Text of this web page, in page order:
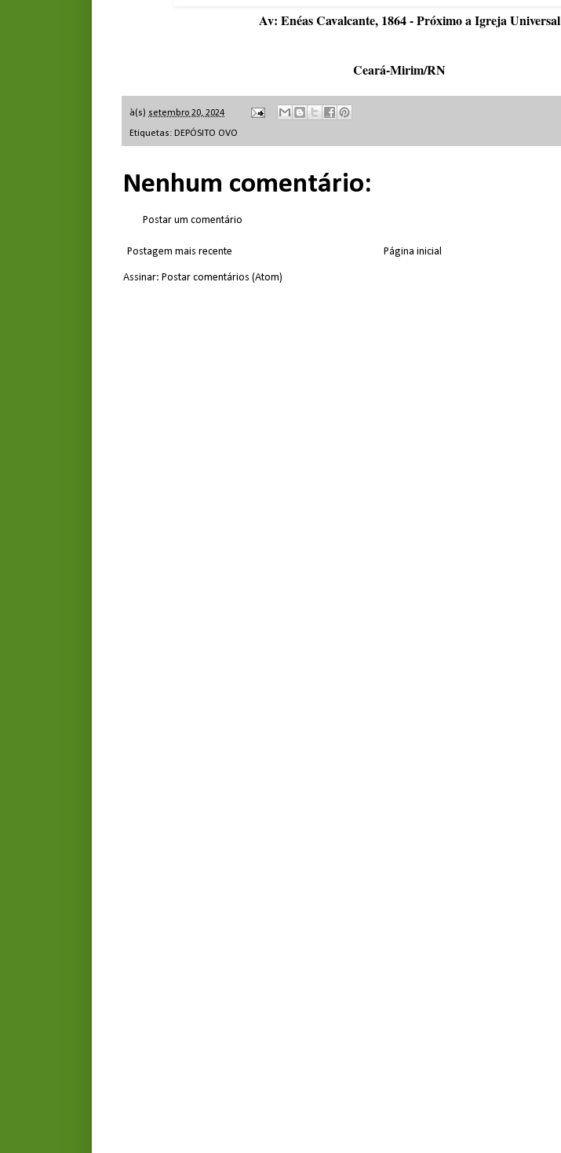
Av: Enéas Cavalcante, 1864 - Próximo a Igreja Universal
Ceará-Mirim/RN
à(s) setembro 20, 2024
Etiquetas: DEPÓSITO OVO
Nenhum comentário:
Postar um comentário
Postagem mais recente Página inicial
Assinar: Postar comentários (Atom)